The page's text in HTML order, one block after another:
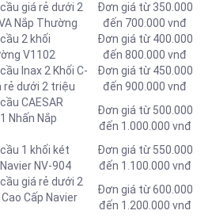
giá rẻ dưới 2
Nắp Thường
Đơn giá từ 350.000
đến 700.000 vnđ
2 khối
V1102
Đơn giá từ 400.000
đến 800.000 vnđ
Inax 2 Khối C-
rẻ dưới 2 triệu
Đơn giá từ 450.000
đến 900.000 vnđ
CAESAR
Nhấn Nắp
Đơn giá từ 500.000
đến 1.000.000 vnđ
1 khối két
NV-904
Đơn giá từ 550.000
đến 1.100.000 vnđ
giá rẻ dưới 2
Cấp Navier
Đơn giá từ 600.000
đến 1.200.000 vnđ